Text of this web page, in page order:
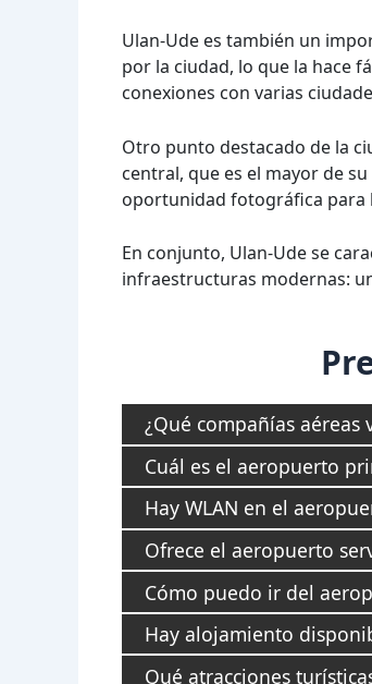
Ulan-Ude es también un
por la ciudad, lo que la hace
conexiones con varias
Otro punto destacado de la
central, que es el mayor de
oportunidad fotográfica para
En conjunto, Ulan-Ude se
infraestructuras modernas:
¿Qué compañías
Cuál es el aeropuerto
Hay WLAN en el
Ofrece el aeropuerto
Cómo puedo ir del
Hay alojamiento
Qué atracciones